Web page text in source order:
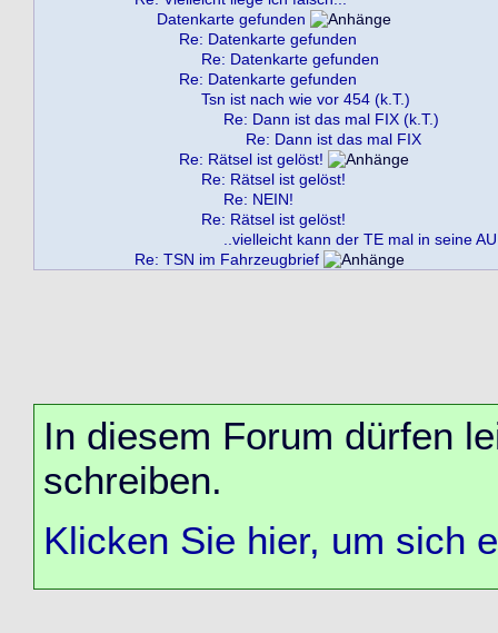
Datenkarte gefunden
Re: Datenkarte gefunden
Re: Datenkarte gefunden
Re: Datenkarte gefunden
Tsn ist nach wie vor 454 (k.T.)
Re: Dann ist das mal FIX (k.T.)
Re: Dann ist das mal FIX
Re: Rätsel ist gelöst!
Re: Rätsel ist gelöst!
Re: NEIN!
Re: Rätsel ist gelöst!
..vielleicht kann der TE mal in seine
Re: TSN im Fahrzeugbrief
In diesem Forum dürfen
schreiben.
Klicken Sie hier, um sich